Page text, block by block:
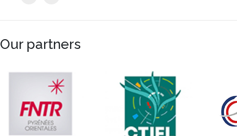
Our partners